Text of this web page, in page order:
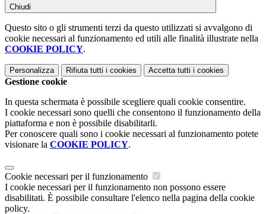
Chiudi
Questo sito o gli strumenti terzi da questo utilizzati si avvalgono di
cookie necessari al funzionamento ed utili alle finalità illustrate nella
COOKIE POLICY.
Personalizza Rifiuta tutti i cookies Accetta tutti i cookies
Gestione cookie
In questa schermata è possibile scegliere quali cookie consentire.
I cookie necessari sono quelli che consentono il funzionamento della
piattaforma e non è possibile disabilitarli.
Per conoscere quali sono i cookie necessari al funzionamento potete
visionare la COOKIE POLICY.
Cookie necessari per il funzionamento
I cookie necessari per il funzionamento non possono essere
disabilitati. È possibile consultare l'elenco nella pagina della cookie
policy.